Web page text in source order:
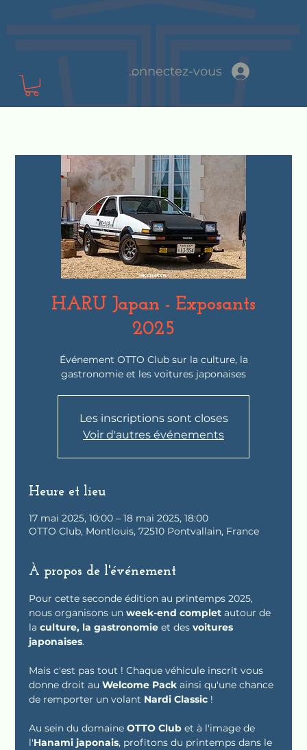
Connectez-vous
HARU Japan - Exposants
2025
Événement OTTO Club sur la culture, la
gastronomie et les voitures japonaises
Les inscriptions sont closes
Voir d'autres événements
Heure et lieu
17 mai 2025, 10:00 – 18 mai 2025, 18:00
OTTO Club, Montlouis, 72510 Pontvallain, France
À propos de l'événement
Pour cette seconde édition au printemps 2025,
nous organisons un week-end complet autour de
la culture, la gastronomie et des voitures
japonaises.
Mais c'est pas tout ! Chaque véhicule inscrit vous
donne droit au Welcome Pack ainsi qu'une chance
de remporter un volant Nardi Classic !
Au sein du domaine OTTO Club et à l'image de
l'Hanami japonais, profitons du printemps dans le